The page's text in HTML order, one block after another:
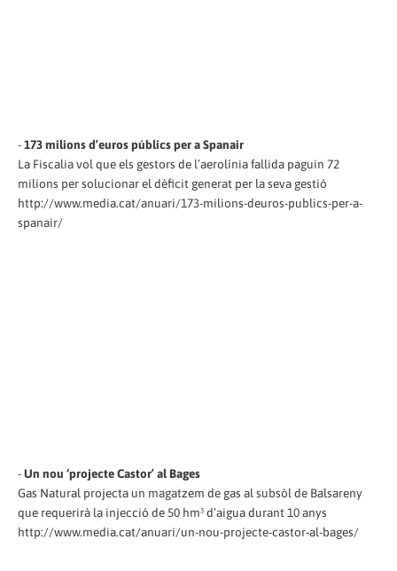
-173 milions d’euros públics per a Spanair
La Fiscalia vol que els gestors de l’aerolínia fallida paguin 72
milions per solucionar el dèficit generat per la seva gestió
http://www.media.cat/anuari/173-milions-deuros-publics-per-a-
spanair/
-Un nou ‘projecte Castor’ al Bages
Gas Natural projecta un magatzem de gas al subsòl de Balsareny
que requerirà la injecció de 50 hm³ d’aigua durant 10 anys
http://www.media.cat/anuari/un-nou-projecte-castor-al-bages/